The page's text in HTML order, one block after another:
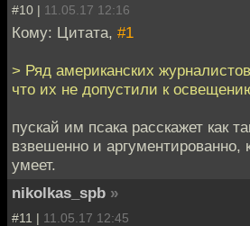
#10 | 11.05.17 12:16
Кому: Цитата, #1
> Ряд американских
что их не допустили к
пускай им псака расскажет как
взвешенно и аргументированно,
умеет.
nikolkas_spb »
#11 | 11.05.17 12:45